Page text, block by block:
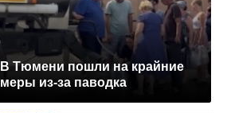
В Тюмени пошли на крайние
меры из-за паводка